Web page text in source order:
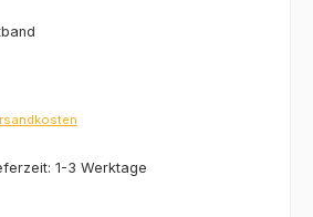
1-3 Werktage